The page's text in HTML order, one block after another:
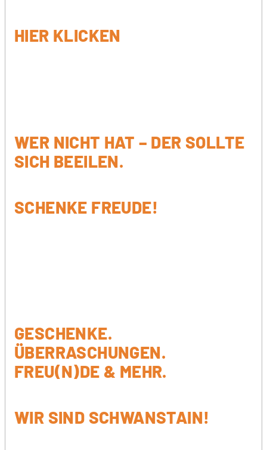
HIER KLICKEN
WER NICHT HAT – DER SOLLTE
SICH BEEILEN.
SCHENKE FREUDE!
GESCHENKE.
ÜBERRASCHUNGEN.
FREU(N)DE & MEHR.
WIR SIND SCHWANSTAIN!